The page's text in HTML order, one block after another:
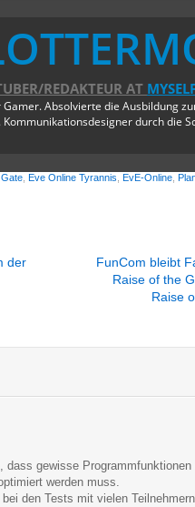
REDAKTEUR AT
Absolvierte die Ausbildung
durch die
Eve Online Tyrannis EvE-Online
der
FunCom bleibt
Raise of the
Raise
dass gewisse
werden muss.
den Tests mit vielen